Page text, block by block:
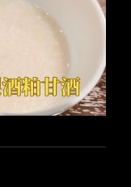
！今宵も皆様のご来店